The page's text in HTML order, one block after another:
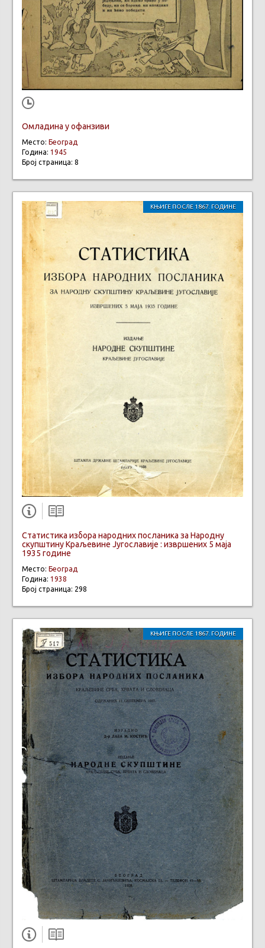
Омладина у офанзиви
Место: Београд
Година: 1945
Број страница: 8
КЊИГЕ ПОСЛЕ 1867. ГОДИНЕ
Статистика избора народних посланика за Народну
скупштину Краљевине Југославије : извршених 5 маја
1935 године
Место: Београд
Година: 1938
Број страница: 298
КЊИГЕ ПОСЛЕ 1867. ГОДИНЕ